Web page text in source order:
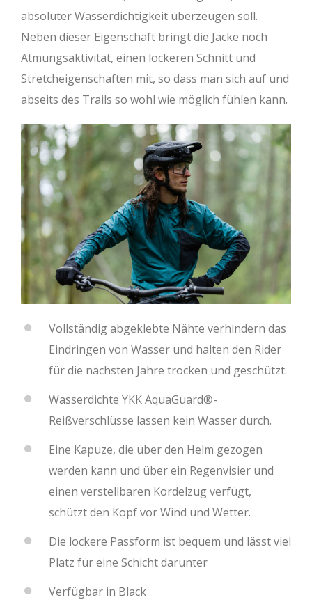
absoluter Wasserdichtigkeit überzeugen soll.
Neben dieser Eigenschaft bringt die Jacke noch
Atmungsaktivität, einen lockeren Schnitt und
Stretcheigenschaften mit, so dass man sich auf und
abseits des Trails so wohl wie möglich fühlen kann.
Vollständig abgeklebte Nähte verhindern das
Eindringen von Wasser und halten den Rider
für die nächsten Jahre trocken und geschützt.
Wasserdichte YKK AquaGuard®-
Reißverschlüsse lassen kein Wasser durch.
Eine Kapuze, die über den Helm gezogen
werden kann und über ein Regenvisier und
einen verstellbaren Kordelzug verfügt,
schützt den Kopf vor Wind und Wetter.
Die lockere Passform ist bequem und lässt viel
Platz für eine Schicht darunter
Verfügbar in Black